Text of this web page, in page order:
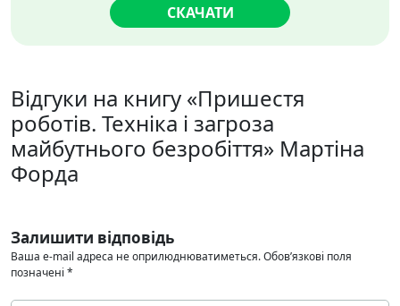
СКАЧАТИ
Відгуки на книгу «Пришестя
роботів. Техніка і загроза
майбутнього безробіття» Мартіна
Форда
Залишити відповідь
Ваша e-mail адреса не оприлюднюватиметься.Обов’язкові поля
позначені *